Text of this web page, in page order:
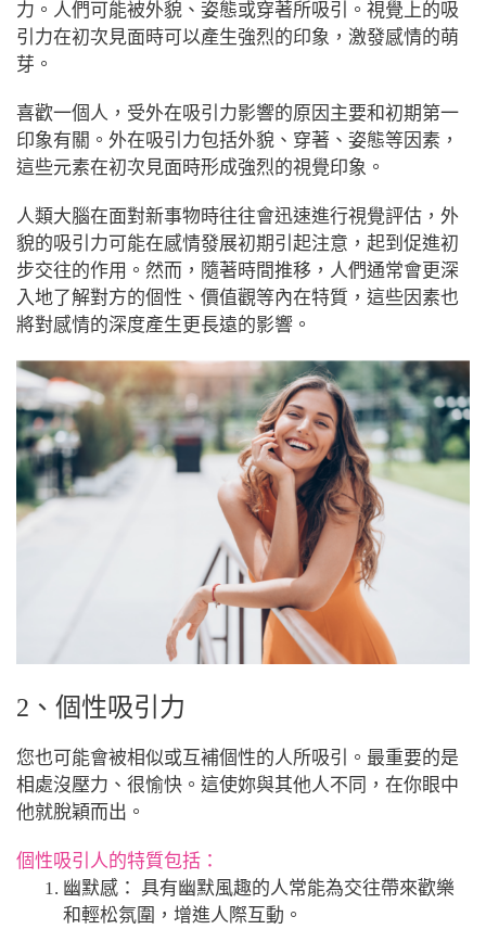
力。 人們可能被外貌、姿態或穿著所吸引。視覺上的吸
引力在初次見面時可以產生強烈的印象，激發感情的萌
芽。
喜歡一個人，受外在吸引力影響的原因主要和初期第一
印象有關。外在吸引力包括外貌、穿著、姿態等因素，
這些元素在初次見面時形成強烈的視覺印象。
人類大腦在面對新事物時往往會迅速進行視覺評估，外
貌的吸引力可能在感情發展初期引起注意，起到促進初
步交往的作用。 然而，隨著時間推移，人們通常會更深
入地了解對方的個性、價值觀等內在特質，這些因素也
將對感情的深度產生更長遠的影響。
2、個性吸引力
您也可能會被相似或互補個性的人所吸引。最重要的是
相處沒壓力、很愉快。 這使妳與其他人不同，在你眼中
他就脫穎而出。
個性吸引人的特質包括：
幽默感： 具有幽默風趣的人常能為交往帶來歡樂
和輕松氛圍，增進人際互動。